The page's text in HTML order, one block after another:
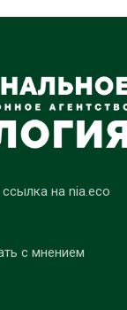
на nia.eco
с мнением